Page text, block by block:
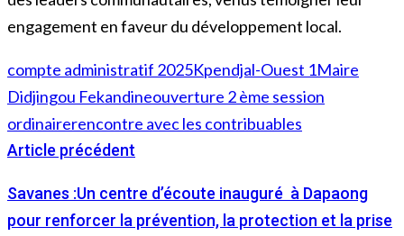
engagement en faveur du développement local.
compte administratif 2025Kpendjal-Ouest 1Maire
Didjingou Fekandineouverture 2 ème session
ordinairerencontre avec les contribuables
Article précédent
Savanes :Un centre d’écoute inauguré à Dapaong
pour renforcer la prévention, la protection et la prise